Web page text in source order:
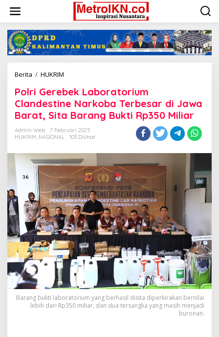
konten
Berita / HUKRIM
Laboratorium
Clandestine
Narkoba
Terbesar
Jawa
Sita
Barang
Bukti
Rp350
Miliar
Polri Gerebek Laboratorium
Clandestine Narkoba Terbesar di Jawa
Barat, Sita Barang Bukti Rp350 Miliar
Admin Web
7 Februari 2025
HUKRIM NASIONAL 103 Dilihat
Barang bukti laboratorium yang berhasil disita diperkirakan bernilai
lebih dari Rp350 miliar, dan dua tersangka yang masih menjadi
buronan.